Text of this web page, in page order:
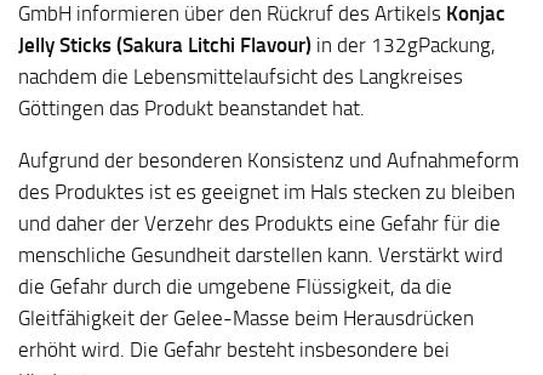
GmbH informieren über den Rückruf des Artikels Konjac
Jelly Sticks (Sakura Litchi Flavour) in der 132gPackung,
nachdem die Lebensmittelaufsicht des Langkreises
Göttingen das Produkt beanstandet hat.
Aufgrund der besonderen Konsistenz und Aufnahmeform
des Produktes ist es geeignet im Hals stecken zu bleiben
und daher der Verzehr des Produkts eine Gefahr für die
menschliche Gesundheit darstellen kann. Verstärkt wird
die Gefahr durch die umgebene Flüssigkeit, da die
Gleitfähigkeit der Gelee-Masse beim Herausdrücken
erhöht wird. Die Gefahr besteht insbesondere bei